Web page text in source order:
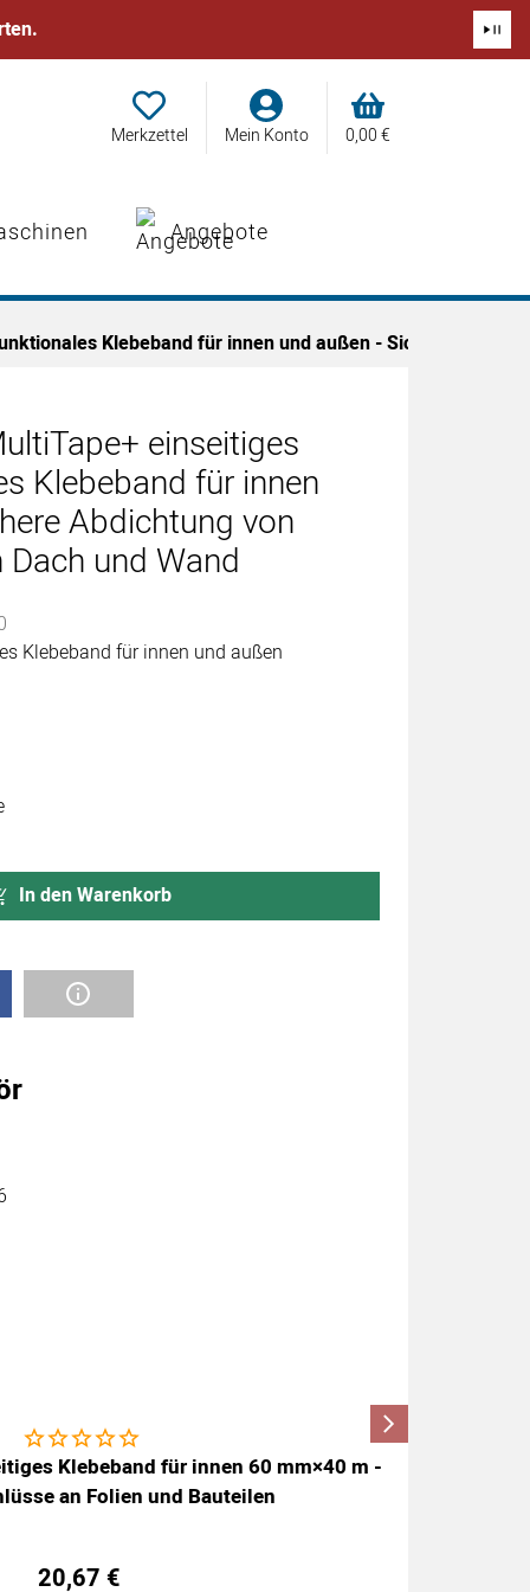
Merkzettel Mein Konto 0,00€
Angebote
Klebeband für innen und außen - Sichere
einseitiges
Klebeband für innen
Abdichtung von
und Wand
Klebeband für innen und außen
In den Warenkorb
Noch keine Bewertungen abgegeben
Klebeband für innen 60 mm×40 m -
an Folien und Bauteilen
20,67 €